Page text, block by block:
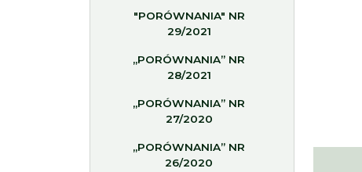
"PORÓWNANIA" NR
29/2021
„PORÓWNANIA” NR
28/2021
„PORÓWNANIA” NR
27/2020
„PORÓWNANIA” NR
26/2020